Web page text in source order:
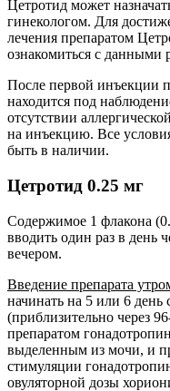
Цетротид может
гинекологом. Для
лечения препаратом
ознакомиться с данными
После первой инъекции
находится под
отсутствии
на инъекцию. Все
быть в наличии.
Цетротид 0.25 мг
Содержимое 1 флакона
вводить один раз в день
вечером.
Введение препарата
начинать на 5 или 6 день
(приблизительно через
препаратом
выделенным из мочи, и
стимуляции
овуляторной дозы